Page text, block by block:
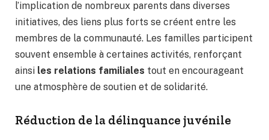
l’implication de nombreux parents dans diverses
initiatives, des liens plus forts se créent entre les
membres de la communauté. Les familles participent
souvent ensemble à certaines activités, renforçant
ainsi les relations familiales tout en encourageant
une atmosphère de soutien et de solidarité.
Réduction de la délinquance juvénile